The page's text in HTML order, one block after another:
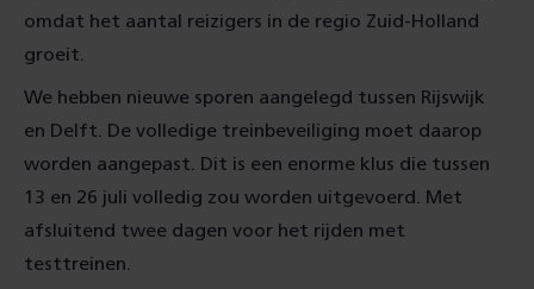
omdat het aantal reizigers in de regio Zuid-Holland
groeit.
We hebben nieuwe sporen aangelegd tussen Rijswijk
en Delft. De volledige treinbeveiliging moet daarop
worden aangepast. Dit is een enorme klus die tussen
13 en 26 juli volledig zou worden uitgevoerd. Met
afsluitend twee dagen voor het rijden met
testtreinen.